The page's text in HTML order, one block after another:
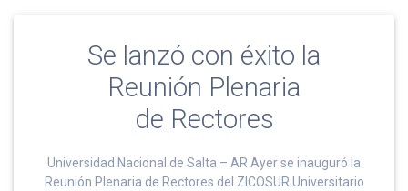
Se lanzó con éxito la
Reunión Plenaria
de Rectores
Universidad Nacional de Salta – AR Ayer se inauguró la
Reunión Plenaria de Rectores del ZICOSUR Universitario